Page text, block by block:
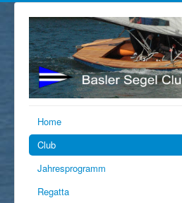
Home
Club
Jahresprogramm
Regatta